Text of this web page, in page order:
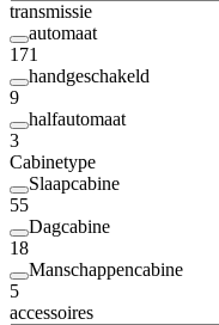
transmissie
automaat
171
handgeschakeld
9
halfautomaat
3
Cabinetype
Slaapcabine
55
Dagcabine
18
Manschappencabine
5
accessoires